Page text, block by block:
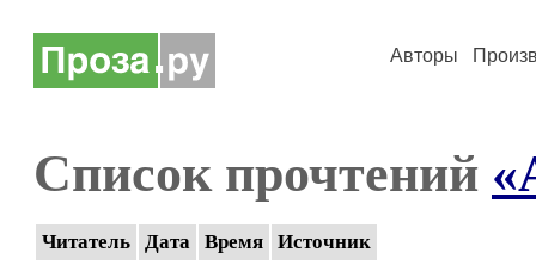
Авторы
Список прочтений
Читатель Дата Время Источник